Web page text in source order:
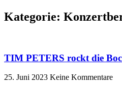
Kategorie:
TIM PETERS rockt die
25. Juni 2023 Keine Kommentare